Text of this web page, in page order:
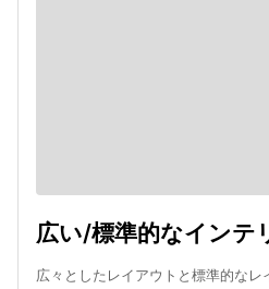
広い/標準的なインテ
広々としたレイアウトと標準的な